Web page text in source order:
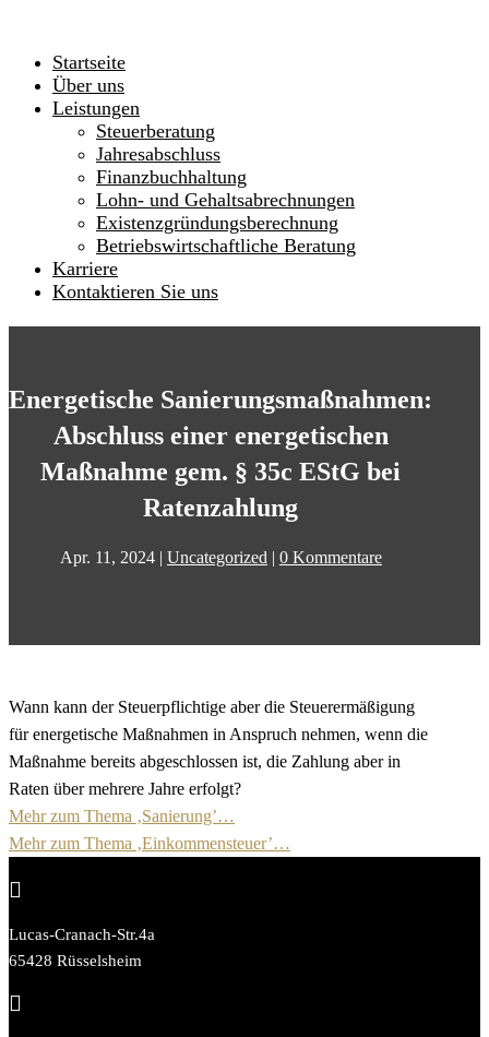
Startseite
Über uns
Leistungen
Steuerberatung
Jahresabschluss
Finanzbuchhaltung
Lohn- und Gehaltsabrechnungen
Existenzgründungsberechnung
Betriebswirtschaftliche Beratung
Karriere
Kontaktieren Sie uns
Energetische Sanierungsmaßnahmen:
Abschluss einer energetischen
Maßnahme gem. § 35c EStG bei
Ratenzahlung
Apr. 11, 2024| Uncategorized | 0 Kommentare
Wann kann der Steuerpflichtige aber die Steuerermäßigung
für energetische Maßnahmen in Anspruch nehmen, wenn die
Maßnahme bereits abgeschlossen ist, die Zahlung aber in
Raten über mehrere Jahre erfolgt?
Mehr zum Thema ‚Sanierung’…
Mehr zum Thema ‚Einkommensteuer’…

Lucas-Cranach-Str.4a
65428 Rüsselsheim
